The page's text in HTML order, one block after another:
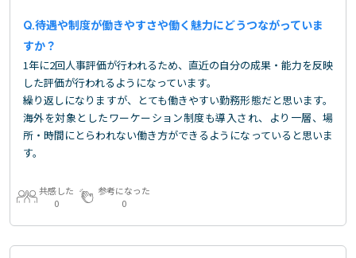
待遇や制度が働きやすさや働く魅力にどうつながっていま
すか？
1年に2回人事評価が行われるため、直近の自分の成果・能力を反映
した評価が行われるようになっています。
繰り返しになりますが、とても働きやすい勤務形態だと思います。
海外を対象としたワーケーション制度も導入され、より一層、場
所・時間にとらわれない働き方ができるようになっていると思いま
す。
共感した
0
参考になった
0